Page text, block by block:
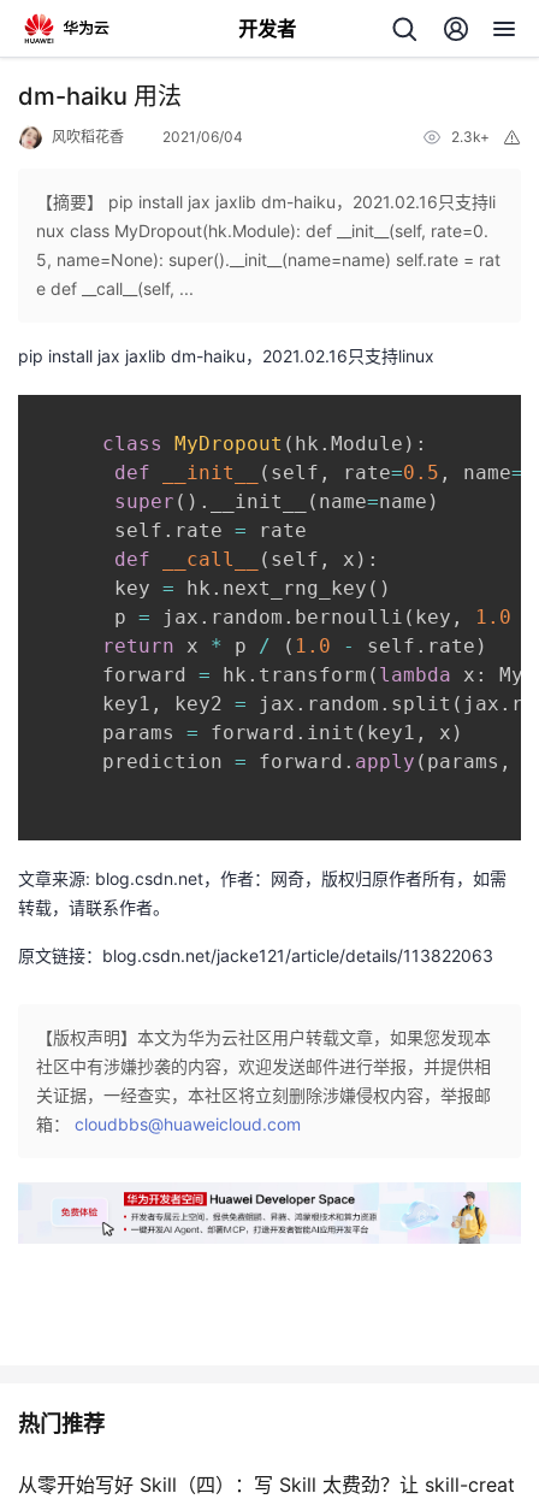
开发者
返
个
人
我
坛
圈
的
我
动
关
注
的
开
我
的
我
dm-haiku 用法
风吹稻花香 2021/06/04 2.3k+
【摘要】 pip install jax jaxlib dm-haiku，2021.02.16只支持li
nux class MyDropout(hk.Module): def __init__(self, rate=0.
5, name=None): super().__init__(name=name) self.rate = rat
e def __call__(self, ...
pip install jax jaxlib dm-haiku，2021.02.16只支持linux
class MyDropout ( hk . Module ) :
def
__init__ ( self , rate=0.5 , name=
super ( ) . __init__ ( name=name )
       self
. rate = rate
def
__call__ ( self , x ) :
       key
= hk . next_rng_key ( )
       p
= jax . random . bernoulli ( key , 1.0
return x * p / ( 1.0 - self . rate )
      forward
= hk . transform ( lambda x :
      key1
, key2 = jax . random . split ( jax .
      params
= forward . init ( key1 , x )
      prediction
= forward . apply ( params ,
文章来源: blog.csdn.net，作者：网奇，版权归原作者所有，如需
转载，请联系作者。
原文链接：blog.csdn.net/jacke121/article/details/113822063
【版权声明】本文为华为云社区用户转载文章，如果您发现本
社区中有涉嫌抄袭的内容，欢迎发送邮件进行举报，并提供相
关证据，一经查实，本社区将立刻删除涉嫌侵权内容，举报邮
箱： cloudbbs@huaweicloud.com
热门推荐
从零开始写好 Skill（四）：写 Skill 太费劲？让 skill-creat